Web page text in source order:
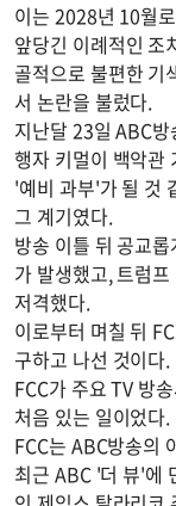
이는 2028년 10월
앞당긴 이례적인 조
골적으로 불편한 기
서 논란을 불렀다.
지난달 23일 ABC
행자 키멀이 백악관
'예비 과부'가 될 것
그 계기였다.
방송 이틀 뒤 공교
가 발생했고, 트럼
저격했다.
이로부터 며칠 뒤
구하고 나선 것이다.
FCC가 주요 TV 방
처음 있는 일이었다.
FCC는 ABC방송의
최근 ABC '더 뷰'에